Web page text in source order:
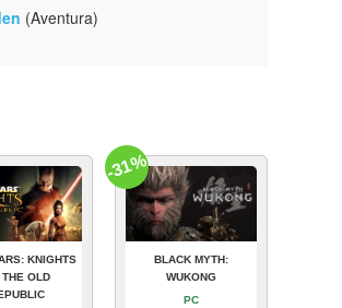
(Aventura)
KNIGHTS
THE OLD
BLACK MYTH:
WUKONG
PC
-31%